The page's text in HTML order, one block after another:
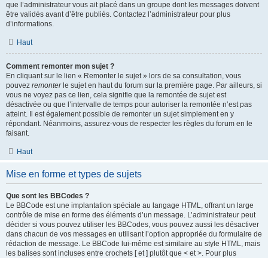
que l’administrateur vous ait placé dans un groupe dont les messages doivent
être validés avant d’être publiés. Contactez l’administrateur pour plus
d’informations.
Haut
Comment remonter mon sujet ?
En cliquant sur le lien « Remonter le sujet » lors de sa consultation, vous
pouvez remonterle sujet en haut du forum sur la première page. Par ailleurs, si
vous ne voyez pas ce lien, cela signifie que la remontée de sujet est
désactivée ou que l’intervalle de temps pour autoriser la remontée n’est pas
atteint. Il est également possible de remonter un sujet simplement en y
répondant. Néanmoins, assurez-vous de respecter les règles du forum en le
faisant.
Haut
Mise en forme et types de sujets
Que sont les BBCodes ?
Le BBCode est une implantation spéciale au langage HTML, offrant un large
contrôle de mise en forme des éléments d’un message. L’administrateur peut
décider si vous pouvez utiliser les BBCodes, vous pouvez aussi les désactiver
dans chacun de vos messages en utilisant l’option appropriée du formulaire de
rédaction de message. Le BBCode lui-même est similaire au style HTML, mais
les balises sont incluses entre crochets [ et ] plutôt que < et >. Pour plus